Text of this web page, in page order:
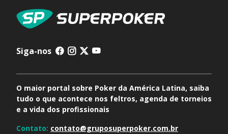
Siga-nos
O maior portal sobre Poker da América Latina, saiba
tudo o que acontece nos feltros, agenda de torneios
e a vida dos profissionais
Contato: contato@gruposuperpoker.com.br